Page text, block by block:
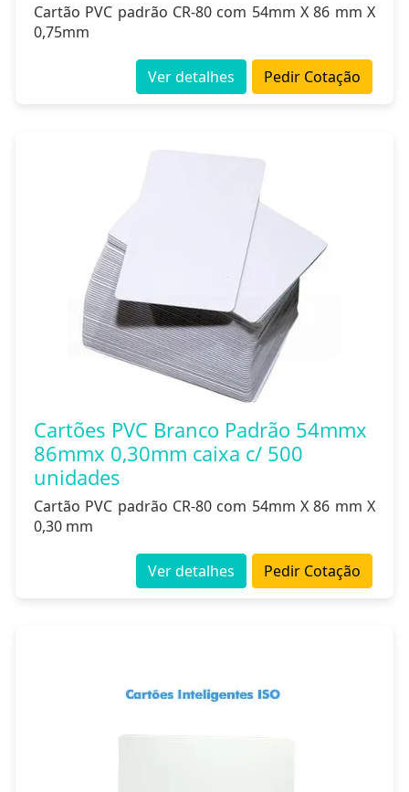
Cartão PVC padrão CR-80 com 54mm X 86 mm X
0,75mm
Pedir Cotação
Ver detalhes
Cartões PVC Branco Padrão 54mmx
86mmx 0,30mm caixa c/ 500
unidades
Cartão PVC padrão CR-80 com 54mm X 86 mm X
0,30 mm
Pedir Cotação
Ver detalhes